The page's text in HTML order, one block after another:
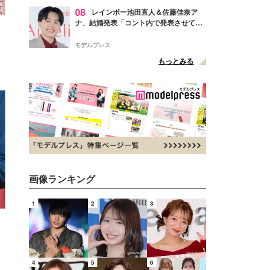
08
レインボー池田直人＆佐藤佳奈ア
ナ、結婚発表「コント内で発表させてい
点変更のため
モデルプレス
もっとみる
画像ランキング
1 2 3
4 5 6